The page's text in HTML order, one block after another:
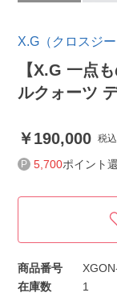
X.G（クロスジー
【X.G 一点
ルクォーツ
190,000 税込
5,700ポイント
商品番号
在庫数
1